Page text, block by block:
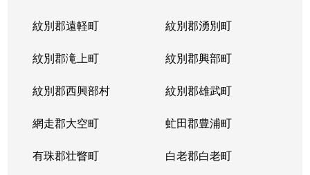
紋別郡遠軽町 紋別郡湧別町
紋別郡滝上町 紋別郡興部町
紋別郡西興部村 紋別郡雄武町
網走郡大空町 虻田郡豊浦町
有珠郡壮瞥町 白老郡白老町